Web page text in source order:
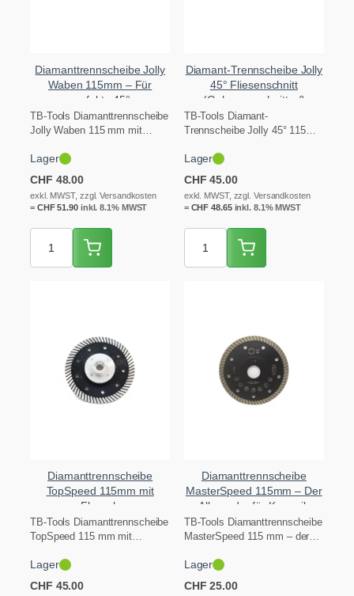
Diamanttrennscheibe Jolly
Waben 115mm – Für
perfekte 45°
Gehrungsschnitte
TB-Tools Diamanttrennscheibe
Jolly Waben 115 mm mit
Kühlung und Staubabfuhr –…
Lager
CHF 48.00
exkl. MWST, zzgl. Versandkosten
= CHF51.90inkl. 8.1% MWST
Diamant-Trennscheibe Jolly
45° Fliesenschnitt
(Gehrungsschnitte &
Feinsteinzeug)
TB-Tools Diamant-
Trennscheibe Jolly 45° 115
und Schleifen von 45°-
Lager
CHF 45.00
exkl. MWST, zzgl. Versandkosten
= CHF 48.65inkl. 8.1% MWST
Diamanttrennscheibe
TopSpeed 115mm mit
Flansch
TB-Tools Diamanttrennscheibe
TopSpeed 115 mm mit
Direktantrieb) für bündige,
wandnahe und flache…
Lager
CHF 45.00
Diamanttrennscheibe
MasterSpeed 115mm – Der
Allrounder für Keramik
TB-Tools Diamanttrennscheibe
MasterSpeed 115 mm – der
Tagesgeschäft. Schneidet alle
klassischen…
Lager
CHF 25.00